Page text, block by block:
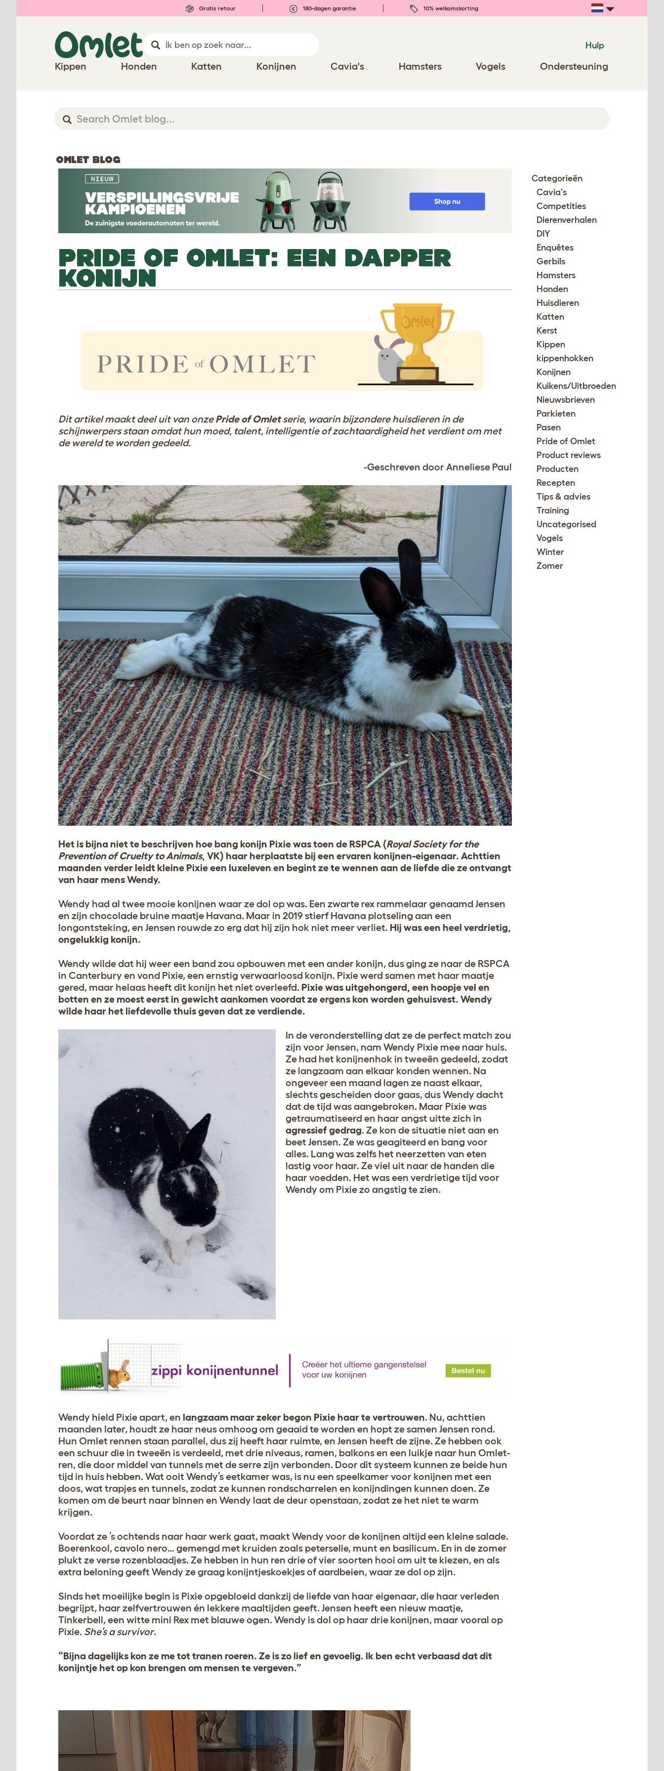
Gratis retour 180-dagen garantie 10% welkomskorting
Hulp
Kippen Honden Katten Konijnen Cavia's Hamsters Vogels Ondersteuning
OMLET BLOG
PRIDE OF OMLET: EEN DAPPER
KONIJN
Dit artikel maakt deel uit van onzePride of Omletserie, waarin bijzondere huisdieren in de
schijnwerpers staan omdat hun moed, talent, intelligentie of zachtaardigheid het verdient om met
de wereld te worden gedeeld.
-Geschreven door Anneliese Paul
Het is bijna niet te beschrijven hoe bang konijn Pixie was toen de RSPCA (Royal Society for the
Prevention of Cruelty to Animals, VK) haar herplaatste bij een ervaren konijnen-eigenaar. Achttien
maanden verder leidt kleine Pixie een luxeleven en begint ze te wennen aan de liefde die ze ontvangt
van haar mens Wendy.
Wendy had al twee mooie konijnen waar ze dol op was. Een zwarte rex rammelaar genaamd Jensen
en zijn chocolade bruine maatje Havana. Maar in 2019 stierf Havana plotseling aan een
longontsteking, en Jensen rouwde zo erg dat hij zijn hok niet meer verliet. Hij was een heel verdrietig,
ongelukkig konijn.
Wendy wilde dat hij weer een band zou opbouwen met een ander konijn, dus ging ze naar de RSPCA
in Canterbury en vond Pixie, een ernstig verwaarloosd konijn. Pixie werd samen met haar maatje
gered, maar helaas heeft dit konijn het niet overleefd. Pixie was uitgehongerd, een hoopje vel en
botten en ze moest eerst in gewicht aankomen voordat ze ergens kon worden gehuisvest. Wendy
wilde haar het liefdevolle thuis geven dat ze verdiende.
In de veronderstelling dat ze de perfect match zou
zijn voor Jensen, nam Wendy Pixie mee naar huis.
Ze had het konijnenhok in tweeën gedeeld, zodat
ze langzaam aan elkaar konden wennen. Na
ongeveer een maand lagen ze naast elkaar,
slechts gescheiden door gaas, dus Wendy dacht
dat de tijd was aangebroken. Maar Pixie was
getraumatiseerd en haar angst uitte zich in
agressief gedrag. Ze kon de situatie niet aan en
beet Jensen. Ze was geagiteerd en bang voor
alles. Lang was zelfs het neerzetten van eten
lastig voor haar. Ze viel uit naar de handen die
haar voedden. Het was een verdrietige tijd voor
Wendy om Pixie zo angstig te zien.
Wendy hield Pixie apart, en langzaam maar zeker begon Pixie haar te vertrouwen. Nu, achttien
maanden later, houdt ze haar neus omhoog om geaaid te worden en hopt ze samen Jensen rond.
Hun Omlet rennen staan parallel, dus zij heeft haar ruimte, en Jensen heeft de zijne. Ze hebben ook
een schuur die in tweeën is verdeeld, met drie niveaus, ramen, balkons en een luikje naar hun Omlet-
ren, die door middel van tunnels met de serre zijn verbonden. Door dit systeem kunnen ze beide hun
tijd in huis hebben. Wat ooit Wendy’s eetkamer was, is nu een speelkamer voor konijnen met een
doos, wat trapjes en tunnels, zodat ze kunnen rondscharrelen en konijndingen kunnen doen. Ze
komen om de beurt naar binnen en Wendy laat de deur openstaan, zodat ze het niet te warm
krijgen.
Voordat ze ’s ochtends naar haar werk gaat, maakt Wendy voor de konijnen altijd een kleine salade.
Boerenkool, cavolo nero… gemengd met kruiden zoals peterselie, munt en basilicum. En in de zomer
plukt ze verse rozenblaadjes. Ze hebben in hun ren drie of vier soorten hooi om uit te kiezen, en als
extra beloning geeft Wendy ze graag konijntjeskoekjes of aardbeien, waar ze dol op zijn.
Sinds het moeilijke begin is Pixie opgebloeid dankzij de liefde van haar eigenaar, die haar verleden
begrijpt, haar zelfvertrouwen én lekkere maaltijden geeft. Jensen heeft een nieuw maatje,
Tinkerbell, een witte mini Rex met blauwe ogen. Wendy is dol op haar drie konijnen, maar vooral op
Pixie. She’s a survivor.
“Bijna dagelijks kon ze me tot tranen roeren. Ze is zo lief en gevoelig. Ik ben echt verbaasd dat dit
konijntje het op kon brengen om mensen te vergeven.”
Categorieën
Cavia's
Competities
Dierenverhalen
DIY
Enquêtes
Gerbils
Hamsters
Honden
Huisdieren
Katten
Kerst
Kippen
kippenhokken
Konijnen
Kuikens/Uitbroeden
Nieuwsbrieven
Parkieten
Pasen
Pride of Omlet
Product reviews
Producten
Recepten
Tips & advies
Training
Uncategorised
Vogels
Winter
Zomer